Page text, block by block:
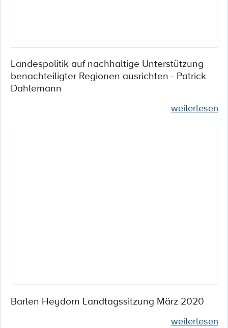
Landespolitik auf nachhaltige Unterstützung
benachteiligter Regionen ausrichten - Patrick
Dahlemann
weiterlesen
Barlen Heydorn Landtagssitzung März 2020
weiterlesen